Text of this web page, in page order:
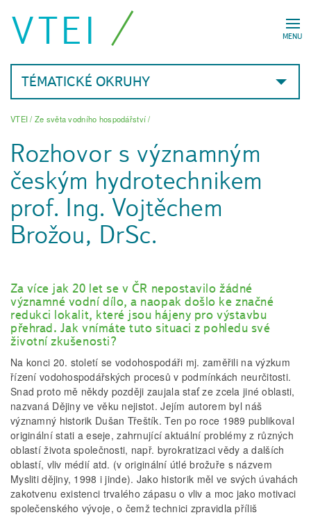
MENU
VTEI
TÉMATICKÉ OKRUHY
VTEI/ Ze světa vodního hospodářství/
Rozhovor s významným
českým hydrotechnikem
prof. Ing. Vojtěchem
Brožou, DrSc.
Za více jak 20 let se v ČR nepostavilo žádné
významné vodní dílo, a naopak došlo ke značné
redukci lokalit, které jsou hájeny pro výstavbu
přehrad. Jak vnímáte tuto situaci z pohledu své
životní zkušenosti?
Na konci 20. století se vodohospodáři mj. zaměřili na výzkum
řízení vodohospodářských procesů v podmínkách neurčitosti.
Snad proto mě někdy později zaujala stať ze zcela jiné oblasti,
nazvaná Dějiny ve věku nejistot. Jejím autorem byl náš
významný historik Dušan Třeštík. Ten po roce 1989 publikoval
originální stati a eseje, zahrnující aktuální problémy z různých
oblastí života společnosti, např. byrokratizaci vědy a dalších
oblastí, vliv médií atd. (v originální útlé brožuře s názvem
Mysliti dějiny, 1998 i jinde). Jako historik měl ve svých úvahách
zakotvenu existenci trvalého zápasu o vliv a moc jako motivaci
společenského vývoje, o čemž technici zpravidla příliš